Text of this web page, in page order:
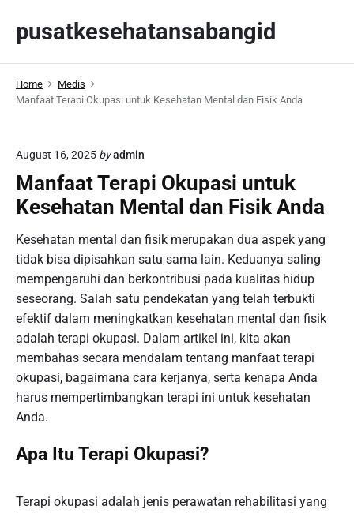
p
pusatkesehatansabangid
Home
Medis
Manfaat Terapi Okupasi untuk Kesehatan Mental dan Fisik Anda
August 16, 2025 byadmin
Manfaat Terapi Okupasi untuk
Kesehatan Mental dan Fisik Anda
Kesehatan mental dan fisik merupakan dua aspek yang
tidak bisa dipisahkan satu sama lain. Keduanya saling
mempengaruhi dan berkontribusi pada kualitas hidup
seseorang. Salah satu pendekatan yang telah terbukti
efektif dalam meningkatkan kesehatan mental dan fisik
adalah terapi okupasi. Dalam artikel ini, kita akan
membahas secara mendalam tentang manfaat terapi
okupasi, bagaimana cara kerjanya, serta kenapa Anda
harus mempertimbangkan terapi ini untuk kesehatan
Anda.
Apa Itu Terapi Okupasi?
Terapi okupasi adalah jenis perawatan rehabilitasi yang